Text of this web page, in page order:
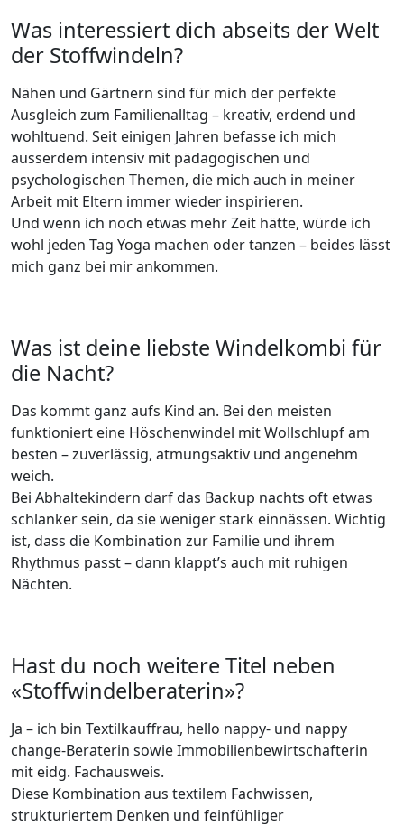
Was interessiert dich abseits der Welt
der Stoffwindeln?
Nähen und Gärtnern sind für mich der perfekte
Ausgleich zum Familienalltag – kreativ, erdend und
wohltuend. Seit einigen Jahren befasse ich mich
ausserdem intensiv mit pädagogischen und
psychologischen Themen, die mich auch in meiner
Arbeit mit Eltern immer wieder inspirieren.
Und wenn ich noch etwas mehr Zeit hätte, würde ich
wohl jeden Tag Yoga machen oder tanzen – beides lässt
mich ganz bei mir ankommen.
Was ist deine liebste Windelkombi für
die Nacht?
Das kommt ganz aufs Kind an. Bei den meisten
funktioniert eine Höschenwindel mit Wollschlupf am
besten – zuverlässig, atmungsaktiv und angenehm
weich.
Bei Abhaltekindern darf das Backup nachts oft etwas
schlanker sein, da sie weniger stark einnässen. Wichtig
ist, dass die Kombination zur Familie und ihrem
Rhythmus passt – dann klappt’s auch mit ruhigen
Nächten.
Hast du noch weitere Titel neben
«Stoffwindelberaterin»?
Ja – ich bin Textilkauffrau, hello nappy- und nappy
change-Beraterin sowie Immobilienbewirtschafterin
mit eidg. Fachausweis.
Diese Kombination aus textilem Fachwissen,
strukturiertem Denken und feinfühliger